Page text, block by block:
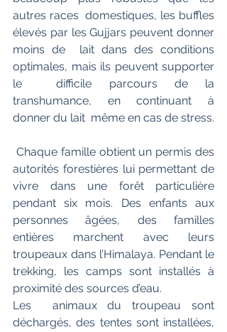
autres races  domestiques, les buffles
élevés par les Gujjars peuvent donner
moins de  lait dans des conditions
optimales, mais ils peuvent supporter
le  difficile parcours de la
transhumance, en continuant à
donner du lait  même en cas de stress.
autorités forestières lui permettant de
vivre dans une forêt particulière
pendant six mois. Des enfants aux
personnes âgées, des familles
entières marchent avec leurs
troupeaux dans l’Himalaya. Pendant le
trekking, les camps sont installés à
proximité des sources d’eau.
Les  animaux du troupeau sont
déchargés, des tentes sont installées,